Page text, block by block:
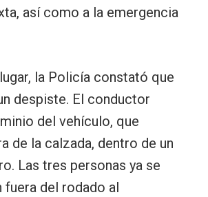
así como a la emergencia
la Policía constató que
despiste. El conductor
del vehículo, que
de la calzada, dentro de un
Las tres personas ya se
fuera del rodado al